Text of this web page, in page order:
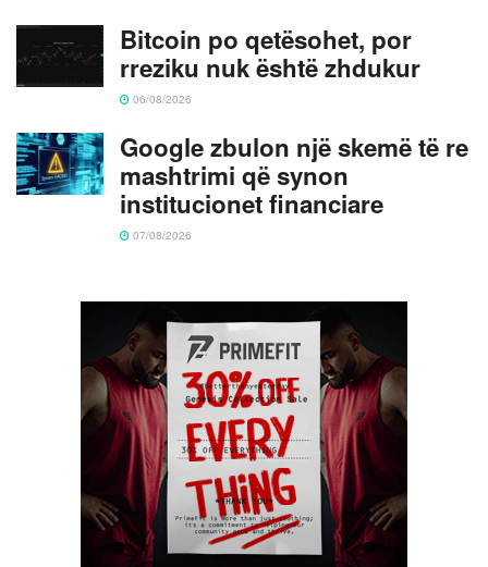
Bitcoin po qetësohet, por
rreziku nuk është zhdukur
06/08/2026
Google zbulon një skemë të re
mashtrimi që synon
institucionet financiare
07/08/2026